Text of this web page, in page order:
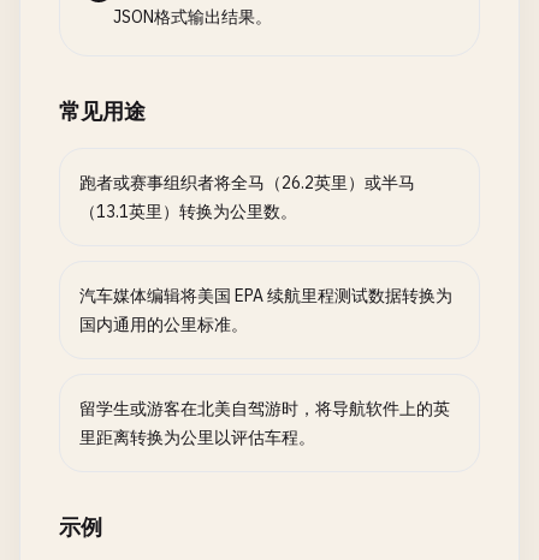
JSON格式输出结果。
常见用途
跑者或赛事组织者将全马（26.2英里）或半马
（13.1英里）转换为公里数。
汽车媒体编辑将美国 EPA 续航里程测试数据转换为
国内通用的公里标准。
留学生或游客在北美自驾游时，将导航软件上的英
里距离转换为公里以评估车程。
示例